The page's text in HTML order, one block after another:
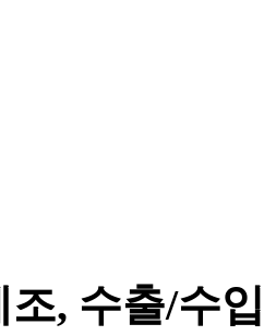
조, 수출/수